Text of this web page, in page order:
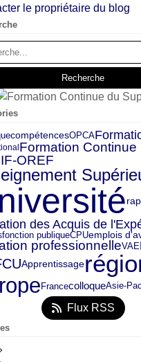
le propriétaire du blog
compétencesOPCA
Formation Continue
OREF
des Acquis de
fonction publiqueCPUemplois
professionnelleVAE
Apprentissage
FrancecolloqueAsie-
Flux RSS